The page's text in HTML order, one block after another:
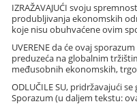
IZRAŽAVAJUĆI svoju
produbljivanja ekonomskih
koje nisu obuhvaćene ovim
UVERENE da će ovaj
preduzeća na globalnim
međusobnih ekonomskih,
ODLUČILE SU, pridržavajući
Sporazum (u daljem tekstu: